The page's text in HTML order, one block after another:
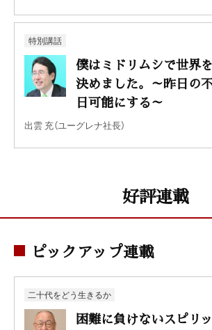
特別講話
僕はミドリムシで世界
決めました。～昨日の
日可能にする～
出雲 充（ユーグレナ社長）
好評連載
ピックアップ連載
二十代をどう生きるか
困難に負けないスピリ